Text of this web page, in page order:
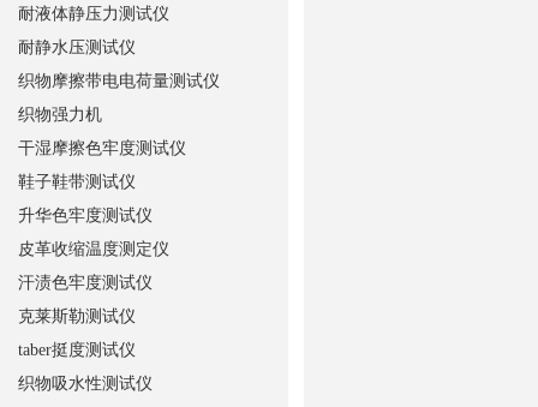
耐液体静压力测试仪
耐静水压测试仪
织物摩擦带电电荷量测试仪
织物强力机
干湿摩擦色牢度测试仪
鞋子鞋带测试仪
升华色牢度测试仪
皮革收缩温度测定仪
汗渍色牢度测试仪
克莱斯勒测试仪
taber挺度测试仪
织物吸水性测试仪